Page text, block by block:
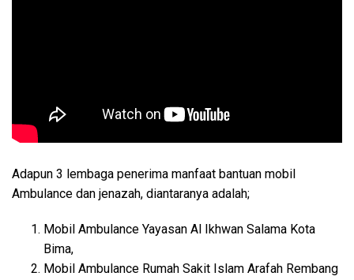
Adapun 3 lembaga penerima manfaat bantuan mobil
Ambulance dan jenazah, diantaranya adalah;
Mobil Ambulance Yayasan Al Ikhwan Salama Kota
Bima,
Mobil Ambulance Rumah Sakit Islam Arafah Rembang